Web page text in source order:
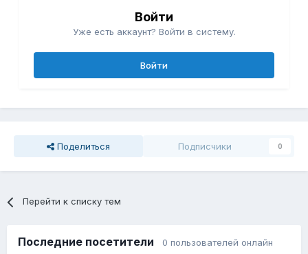
Войти
Уже есть аккаунт? Войти в систему.
Войти
Поделиться Подписчики 0
Перейти к списку тем
Последние посетители 0 пользователей онлайн